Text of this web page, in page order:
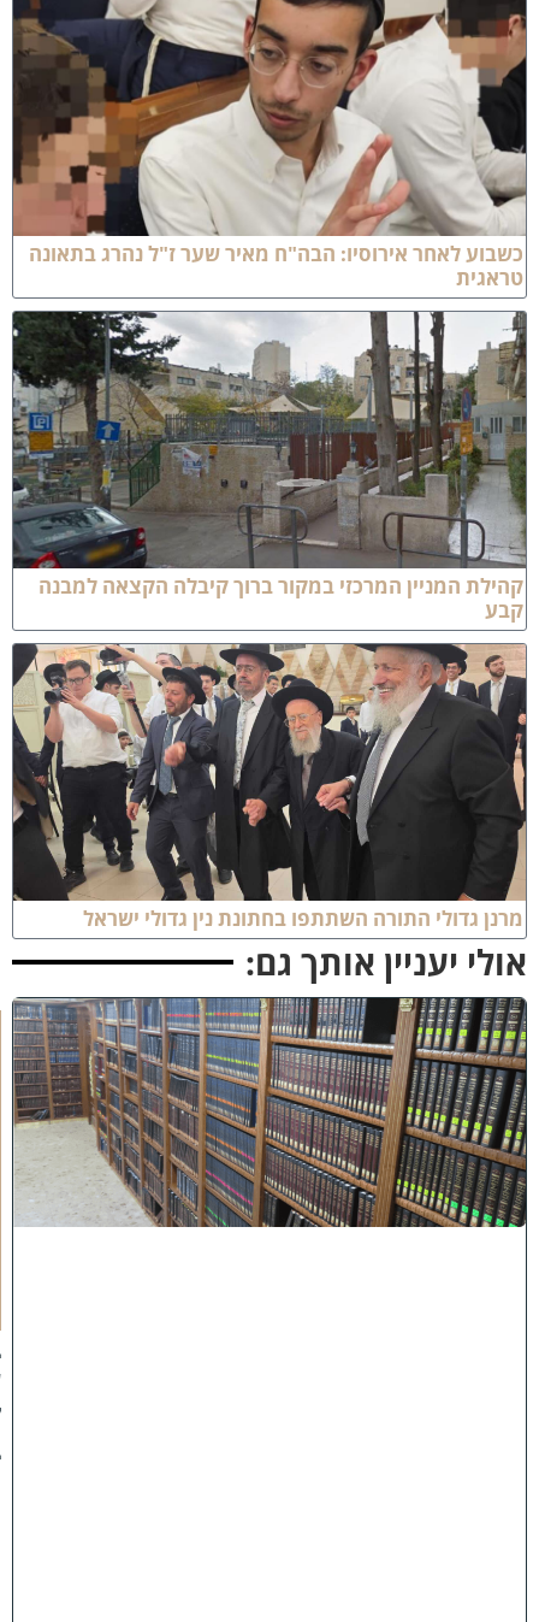
לאחר אירוסיו: הבה"ח מאיר שער ז"ל נהרג בתאונה
המניין המרכזי במקור ברוך קיבלה הקצאה למבנה
גדולי התורה השתתפו בחתונת נין גדולי ישראל
יעניין אותך גם:
ב
ב
ר
כ
ת
ר
א
ש
י